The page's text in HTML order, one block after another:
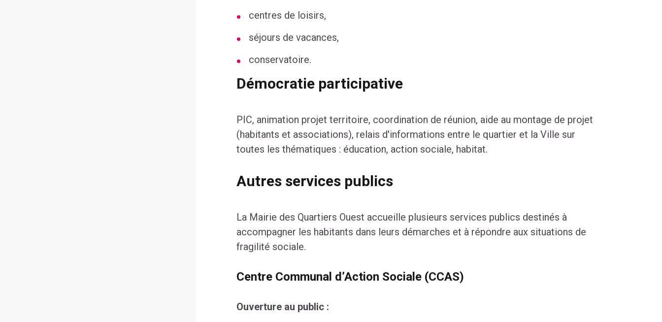
centres de loisirs,
séjours de vacances,
conservatoire.
Démocratie participative
PIC, animation projet territoire, coordination de réunion, aide au montage de projet
(habitants et associations), relais d'informations entre le quartier et la Ville sur
toutes les thématiques : éducation, action sociale, habitat.
Autres services publics
La Mairie des Quartiers Ouest accueille plusieurs services publics destinés à
accompagner les habitants dans leurs démarches et à répondre aux situations de
fragilité sociale.
Centre Communal d’Action Sociale (CCAS)
Ouverture au public :